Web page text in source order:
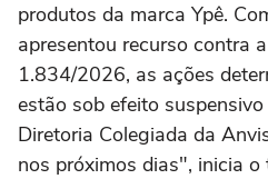
produtos da marca Ypê.
apresentou recurso contra
1.834/2026, as ações
estão sob efeito
Diretoria Colegiada da
nos próximos dias", inicia o